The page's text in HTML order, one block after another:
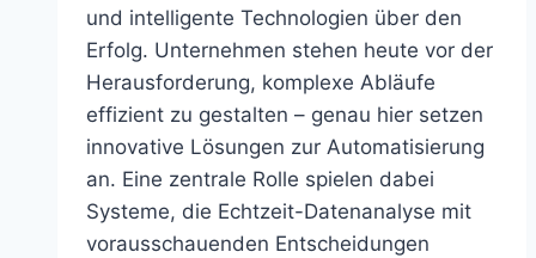
und intelligente Technologien über den
Erfolg. Unternehmen stehen heute vor der
Herausforderung, komplexe Abläufe
effizient zu gestalten – genau hier setzen
innovative Lösungen zur Automatisierung
an. Eine zentrale Rolle spielen dabei
Systeme, die Echtzeit-Datenanalyse mit
vorausschauenden Entscheidungen